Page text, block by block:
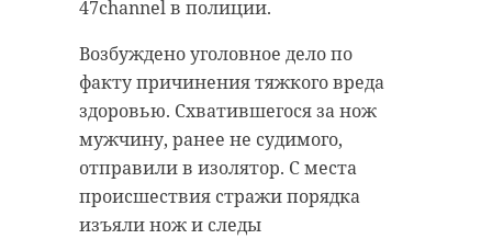
47channel в полиции.
Возбуждено уголовное дело по
факту причинения тяжкого вреда
здоровью. Схватившегося за нож
мужчину, ранее не судимого,
отправили в изолятор. С места
происшествия стражи порядка
изъяли нож и следы